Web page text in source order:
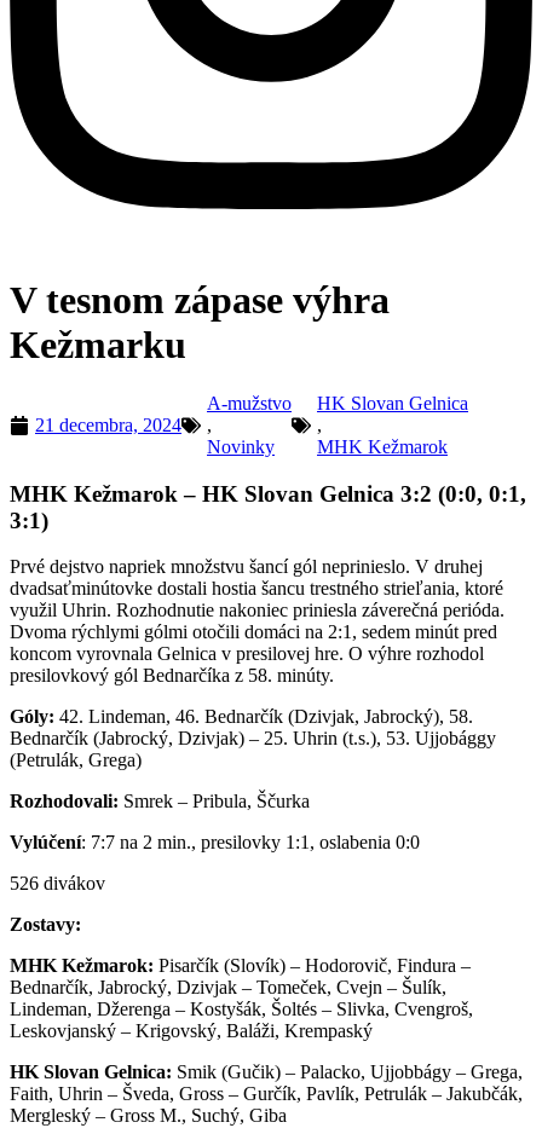
V tesnom zápase výhra
Kežmarku
21 decembra, 2024
A-mužstvo
,
Novinky
HK Slovan Gelnica
,
MHK Kežmarok
MHK Kežmarok – HK Slovan Gelnica 3:2 (0:0, 0:1,
3:1)
Prvé dejstvo napriek množstvu šancí gól neprinieslo. V druhej
dvadsaťminútovke dostali hostia šancu trestného strieľania, ktoré
využil Uhrin. Rozhodnutie nakoniec priniesla záverečná perióda.
Dvoma rýchlymi gólmi otočili domáci na 2:1, sedem minút pred
koncom vyrovnala Gelnica v presilovej hre. O výhre rozhodol
presilovkový gól Bednarčíka z 58. minúty.
Góly: 42. Lindeman, 46. Bednarčík (Dzivjak, Jabrocký), 58.
Bednarčík (Jabrocký, Dzivjak) – 25. Uhrin (t.s.), 53. Ujjobággy
(Petrulák, Grega)
Rozhodovali: Smrek – Pribula, Ščurka
Vylúčení: 7:7 na 2 min., presilovky 1:1, oslabenia 0:0
526 divákov
Zostavy:
MHK Kežmarok: Pisarčík (Slovík) – Hodorovič, Findura –
Bednarčík, Jabrocký, Dzivjak – Tomeček, Cvejn – Šulík,
Lindeman, Džerenga – Kostyšák, Šoltés – Slivka, Cvengroš,
Leskovjanský – Krigovský, Baláži, Krempaský
HK Slovan Gelnica: Smik (Gučik) – Palacko, Ujjobbágy – Grega,
Faith, Uhrin – Šveda, Gross – Gurčík, Pavlík, Petrulák – Jakubčák,
Mergleský – Gross M., Suchý, Giba